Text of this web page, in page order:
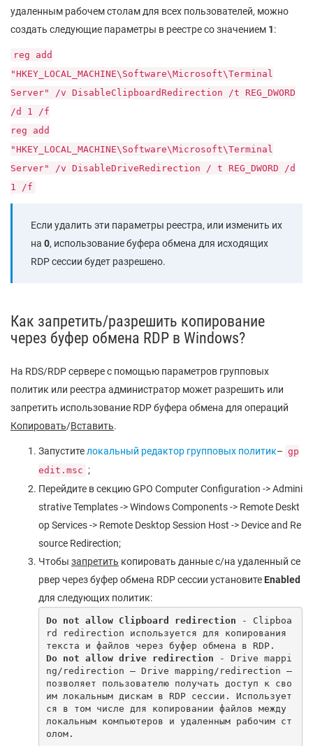
удаленным рабочем столам для всех пользователей, можно
создать следующие параметры в реестре со значением 1:
reg add
"HKEY_LOCAL_MACHINE\Software\Microsoft\Terminal
Server" /v DisableClipboardRedirection /t REG_DWORD
/d 1 /f
reg add
"HKEY_LOCAL_MACHINE\Software\Microsoft\Terminal
Server" /v DisableDriveRedirection / t REG_DWORD /d
1 /f
Если удалить эти параметры реестра, или изменить их
на 0, использование буфера обмена для исходящих
RDP сессии будет разрешено.
Как запретить/разрешить копирование
через буфер обмена RDP в Windows?
На RDS/RDP сервере с помощью параметров групповых
политик или реестра администратор может разрешить или
запретить использование RDP буфера обмена для операций
Копировать/Вставить.
Запустителокальный редактор групповых политик– gp
edit.msc ;
Перейдите в секцию GPO Computer Configuration -> Admini
strative Templates -> Windows Components -> Remote Deskt
op Services -> Remote Desktop Session Host -> Device and Re
source Redirection;
Чтобы запретить копировать данные с/на удаленный се
рвер через буфер обмена RDP сессии установите Enabled
для следующих политик:
Do not allow Clipboard redirection - Clipboa
rd redirection используется для копирования
Do not allow drive redirection - Drive mappi
ng/redirection – Drive mapping/redirection –
позволяет пользователю получать доступ к сво
им локальным дискам в RDP сессии. Использует
ся в том числе для копировании файлов между
локальным компьютеров и удаленным рабочим ст
олом.